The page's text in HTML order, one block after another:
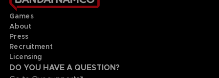
Games
About
Press
Recruitment
Licensing
DO YOU HAVE A QUESTION?